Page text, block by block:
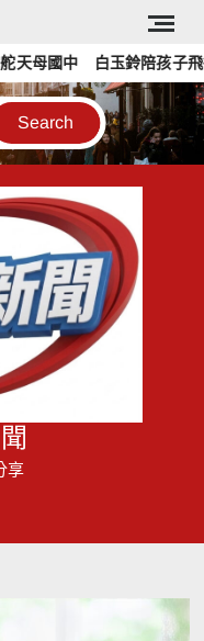
母國中 白玉鈴陪孩子飛得
享